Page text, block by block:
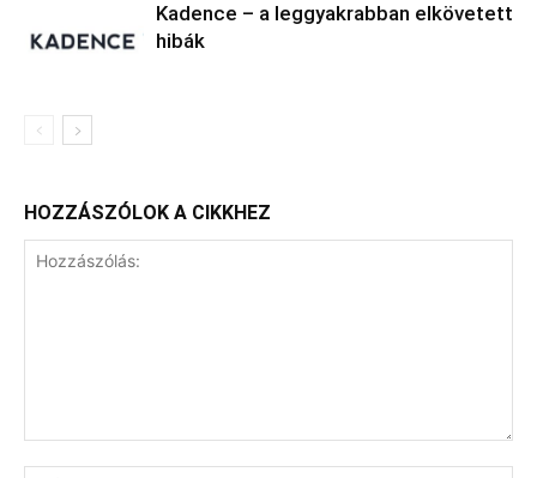
Kadence – a leggyakrabban elkövetett
hibák
HOZZÁSZÓLOK A CIKKHEZ